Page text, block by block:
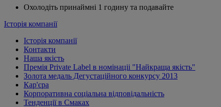
Охолодіть принаймні 1 годину та подавайте
Історія компанії
Історія компанії
Контакти
Наша якість
Премія Private Label в номінаціі "Найкраща якість"
Золота медаль Дегустаційного конкурсу 2013
Кар'єра
Корпоративна соціальна відповідальність
Тенденції в Смаках